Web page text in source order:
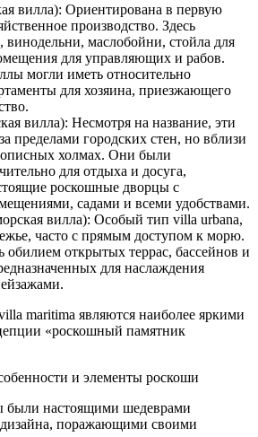
вилла): Ориентирована в первую
производство. Здесь
винодельни, маслобойни, стойла для
для управляющих и рабов.
могли иметь относительно
для хозяина, приезжающего
вилла): Несмотря на название, эти
пределами городских стен, но вблизи
холмах. Они были
для отдыха и досуга,
роскошные дворцы с
садами и всеми удобствами.
вилла): Особый тип villa urbana,
часто с прямым доступом к морю.
открытых террас, бассейнов и
для наслаждения
maritima являются наиболее яркими
«роскошный памятник
и элементы роскоши
были настоящими шедеврами
поражающими своими